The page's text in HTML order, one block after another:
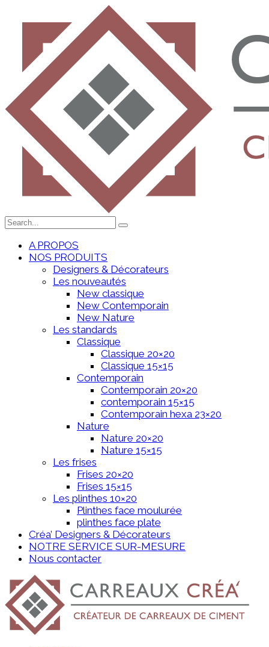
A PROPOS
NOS PRODUITS
Designers & Décorateurs
Les nouveautés
New classique
New Contemporain
New Nature
Les standards
Classique
Classique 20×20
Classique 15×15
Contemporain
Contemporain 20×20
contemporain 15×15
Contemporain hexa 23×20
Nature
Nature 20×20
Nature 15×15
Les frises
Frises 20×20
Frises 15×15
Les plinthes 10×20
Plinthes face moulurée
plinthes face plate
Créa’ Designers & Décorateurs
NOTRE SERVICE SUR-MESURE
Nous contacter